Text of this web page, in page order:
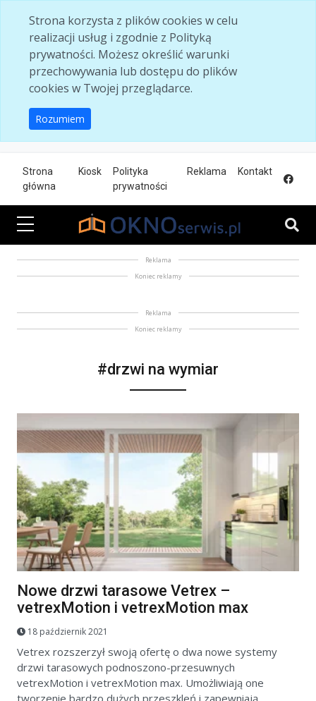
Strona korzysta z plików cookies w celu
realizacji usług i zgodnie z Polityką
prywatności. Możesz określić warunki
przechowywania lub dostępu do plików
cookies w Twojej przeglądarce.
Rozumiem
Strona
główna
Kiosk
Polityka
prywatności
Reklama Kontakt
Reklama
Koniec reklamy
Reklama
Koniec reklamy
#drzwi na wymiar
Nowe drzwi tarasowe Vetrex –
vetrexMotion i vetrexMotion max
18 październik 2021
Vetrex rozszerzył swoją ofertę o dwa nowe systemy
drzwi tarasowych podnoszono-przesuwnych
vetrexMotion i vetrexMotion max. Umożliwiają one